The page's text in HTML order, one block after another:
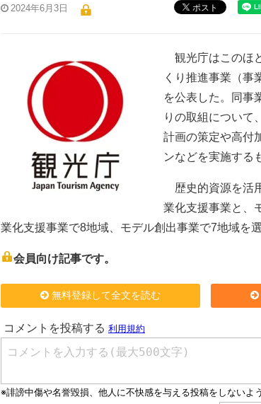
2024年6月3日 ポスト
観光庁はこのほ
くり推進事業（事
を公表した。同事
りの取組について
計画の策定や高付
ンなどを実施する
歴史的資源を活
業化支援事業と、
業化支援事業で8地域、モデル創出事業で7地域を
会員向け記事です。
無料登録して全文を読む